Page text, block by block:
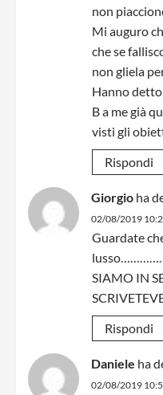
non
Mi auguro
che se
non gliela
Hanno detto
B a me già
visti gli
Rispondi
Giorgio ha
02/08/2019
Guardate
SIAMO IN
Rispondi
Daniele ha
02/08/2019